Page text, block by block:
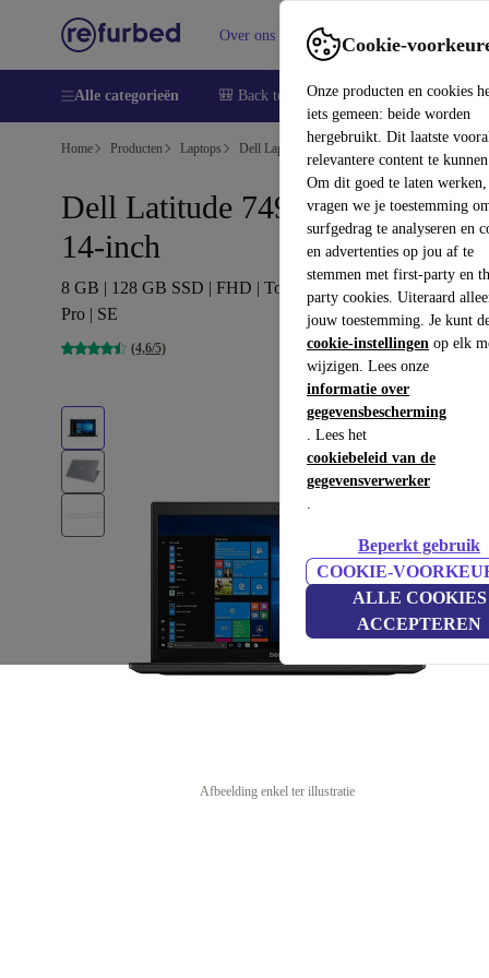
Cookie-
Onze producten en cookies
iets gemeen: beide worden
hergebruikt. Dit laatste
relevantere content te
Om dit goed te laten werken,
vragen we je toestemming
surfgedrag te analyseren en
en advertenties op jou af te
stemmen met first-party en
party cookies. Uiteraard
jouw toestemming. Je kunt
cookie-instellingen op elk
wijzigen. Lees onze
informatie over
gegevensbescherming
. Lees het
cookiebeleid van de
gegevensverwerker
.
Beperkt gebruik
COOKIE-
ALLE COOKIES
ACCEPTEREN
Over ons Verkopen Support
Alle categorieën 🎒 Back to school Smartphones
Home Producten Laptops Dell Laptops
Dell Latitude 7490 | i5-8350U |
14-inch
8 GB | 128 GB SSD | FHD | Toetsenbordverlichting | Win 11
Pro | SE
(4,6/5)
Afbeelding enkel ter illustratie